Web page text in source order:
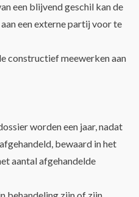
een blijvend geschil kan de
een externe partij voor te
constructief meewerken aan
worden een jaar, nadat
bewaard in het
aantal afgehandelde